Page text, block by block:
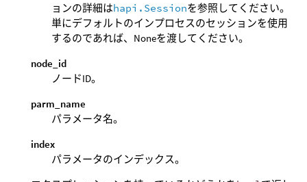
ョンの詳細はhapi.Sessionを参照してください。
単にデフォルトのインプロセスのセッションを使用
するのであれば、Noneを渡してください。
node_id
ノードID。
parm_name
パラメータ名。
index
パラメータのインデックス。